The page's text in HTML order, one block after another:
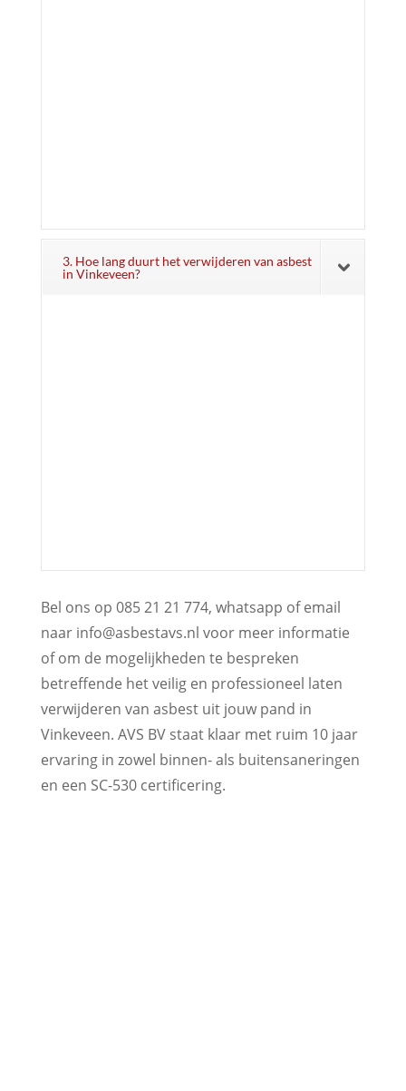
3. Hoe lang duurt het verwijderen van asbest
in Vinkeveen?
Bel ons op 085 21 21 774, whatsapp of email
naar info@asbestavs.nl voor meer informatie
of om de mogelijkheden te bespreken
betreffende het veilig en professioneel laten
verwijderen van asbest uit jouw pand in
Vinkeveen. AVS BV staat klaar met ruim 10 jaar
ervaring in zowel binnen- als buitensaneringen
en een SC-530 certificering.